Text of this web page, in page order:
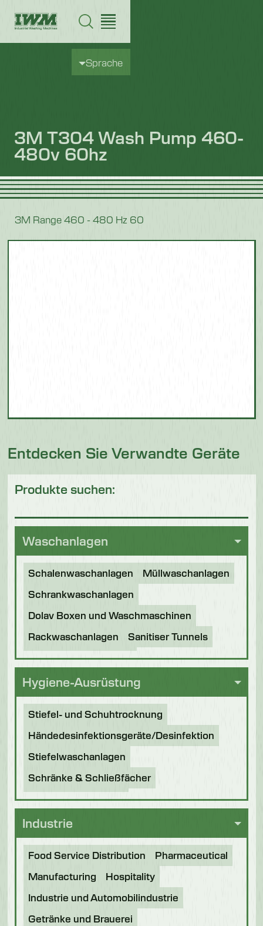
Sprache
3M T304 Wash Pump 460-
480v 60hz
3M Range 460 - 480 Hz 60
Entdecken Sie Verwandte Geräte
Produkte suchen:
Waschanlagen
Schalenwaschanlagen
Müllwaschanlagen
Schrankwaschanlagen
Dolav Boxen und Waschmaschinen
Rackwaschanlagen
Sanitiser Tunnels
Andere Anwendungen
Generalüberholte Maschinen
Hygiene-Ausrüstung
Stiefel- und Schuhtrocknung
Händedesinfektionsgeräte/Desinfektion
Stiefelwaschanlagen
Schränke & Schließfächer
Messersterilisatoren
Industrie
Food Service Distribution
Pharmaceutical
Manufacturing
Hospitality
Industrie und Automobilindustrie
Getränke und Brauerei